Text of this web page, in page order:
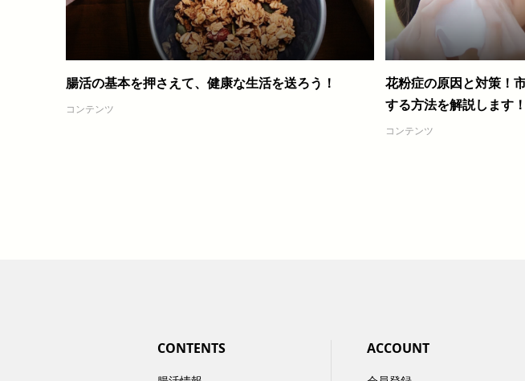
腸活の基本を押さえて、健康な生活を送ろう！
コンテンツ
花粉症の原因と対策！
する方法を解説します！
コンテンツ
CONTENTS ACCOUNT